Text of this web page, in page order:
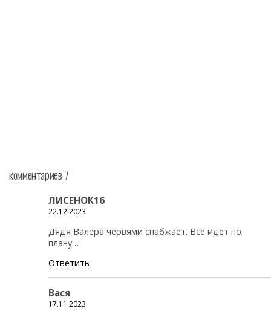
комментариев 7
ЛИСЕНОК16
22.12.2023
Дядя Валера червями снабжает. Все идет по
плану…
Ответить
Вася
17.11.2023